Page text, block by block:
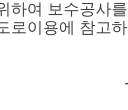
하여 보수공사
로이용에 참고